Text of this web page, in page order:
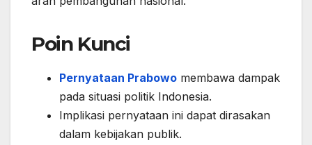
Poin Kunci
Pernyataan Prabowo membawa dampak
pada situasi politik Indonesia.
Implikasi pernyataan ini dapat dirasakan
dalam kebijakan publik.